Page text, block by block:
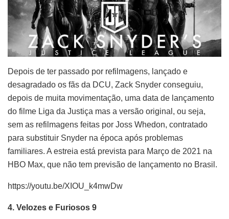
Depois de ter passado por refilmagens, lançado e
desagradado os fãs da DCU, Zack Snyder conseguiu,
depois de muita movimentação, uma data de lançamento
do filme Liga da Justiça mas a versão original, ou seja,
sem as refilmagens feitas por Joss Whedon, contratado
para substituir Snyder na época após problemas
familiares. A estreia está prevista para Março de 2021 na
HBO Max, que não tem previsão de lançamento no Brasil.
https://youtu.be/XIOU_k4mwDw
4. Velozes e Furiosos 9